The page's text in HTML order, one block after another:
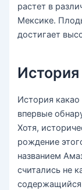
растет в
Мексике.
достигает
История
История
впервые
Хотя,
рождение
названием
считались не
содержащийся